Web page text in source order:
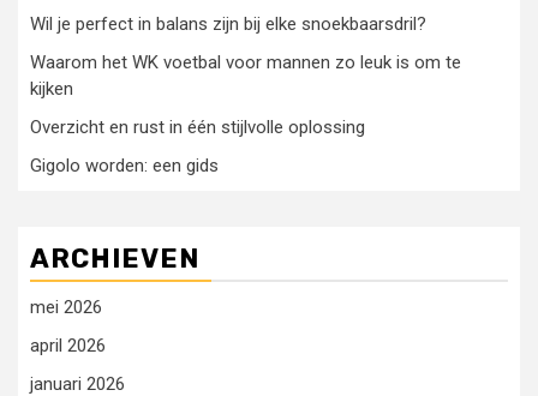
Wil je perfect in balans zijn bij elke snoekbaarsdril?
Waarom het WK voetbal voor mannen zo leuk is om te
kijken
Overzicht en rust in één stijlvolle oplossing
Gigolo worden: een gids
ARCHIEVEN
mei 2026
april 2026
januari 2026